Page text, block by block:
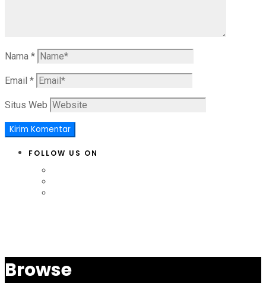
Nama *
Email *
Situs Web
FOLLOW US ON
Browse